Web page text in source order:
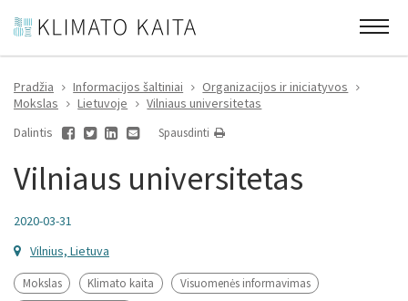
Pradžia Informacijos šaltiniai
Organizacijos ir iniciatyvos
Mokslas
Lietuvoje
Vilniaus universitetas
Dalintis
Spausdinti
Vilniaus universitetas
2020-03-31
Vilnius, Lietuva
Mokslas Klimato kaita
Visuomenės informavimas